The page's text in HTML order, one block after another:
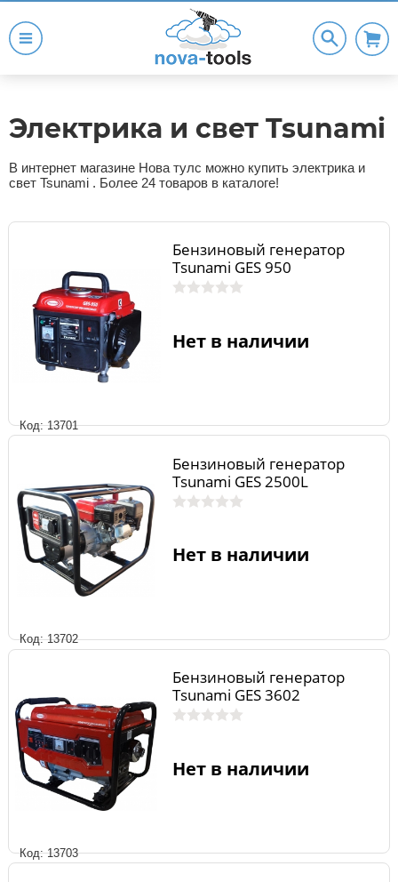
Электрика и свет Tsunami
В интернет магазине Нова тулс можно купить электрика и
свет Tsunami . Более 24 товаров в каталоге!
Код: 13701
Бензиновый генератор
Tsunami GES 950
Нет в наличии
Код: 13702
Бензиновый генератор
Tsunami GES 2500L
Нет в наличии
Код: 13703
Бензиновый генератор
Tsunami GES 3602
Нет в наличии